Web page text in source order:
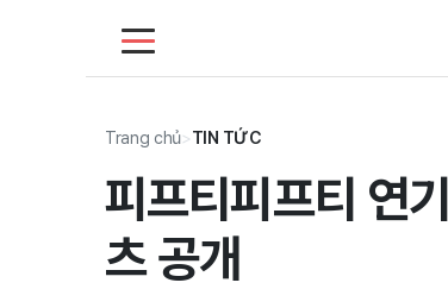
Trang chủ>TIN TỨC
피프티피프티 연
츠 공개